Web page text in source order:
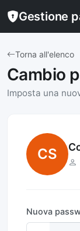
Gestione
Torna all'elenco
Cambio
Imposta una
CS
Nuova